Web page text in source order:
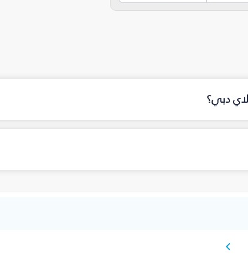
دبي؟